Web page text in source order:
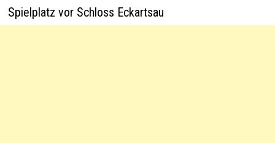
Spielplatz vor Schloss Eckartsau